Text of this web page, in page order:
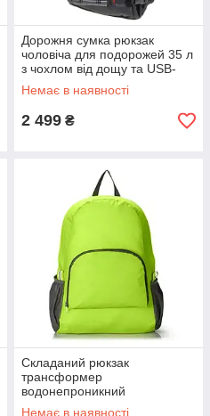
Дорожня сумка рюкзак
чоловіча для подорожей 35 л
з чохлом від дощу та USB-
портом
Немає в наявності
2 499 ₴
Складаний рюкзак
трансформер
водонепроникний
універсальний, Салатовий
Немає в наявності